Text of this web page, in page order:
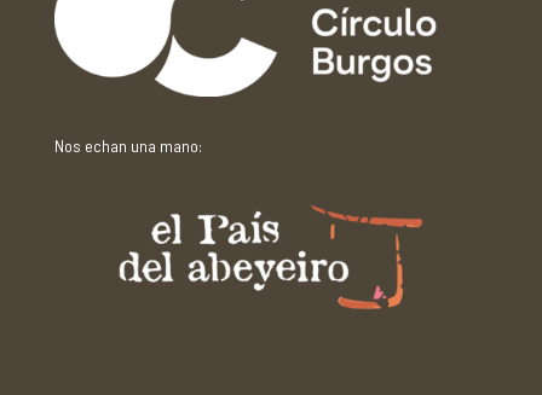
Nos echan una mano: